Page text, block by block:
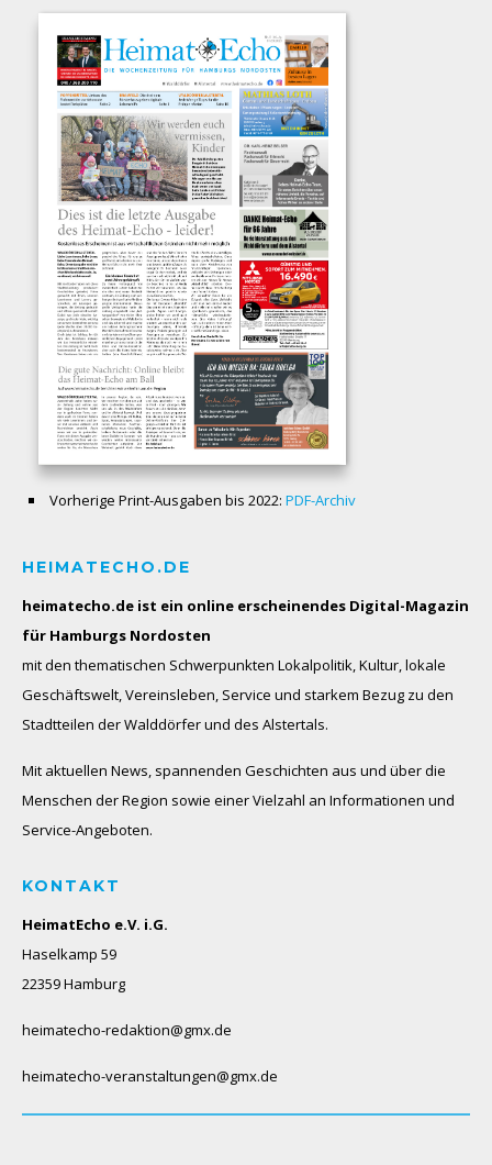
Vorherige Print-Ausgaben bis 2022: PDF-Archiv
HEIMATECHO.DE
heimatecho.de ist ein online erscheinendes Digital-Magazin
für Hamburgs Nordosten
mit den thematischen Schwerpunkten Lokalpolitik, Kultur, lokale
Geschäftswelt, Vereinsleben, Service und starkem Bezug zu den
Stadtteilen der Walddörfer und des Alstertals.
Mit aktuellen News, spannenden Geschichten aus und über die
Menschen der Region sowie einer Vielzahl an Informationen und
Service-Angeboten.
KONTAKT
HeimatEcho e.V. i.G.
Haselkamp 59
22359 Hamburg
heimatecho-redaktion@gmx.de
heimatecho-veranstaltungen@gmx.de